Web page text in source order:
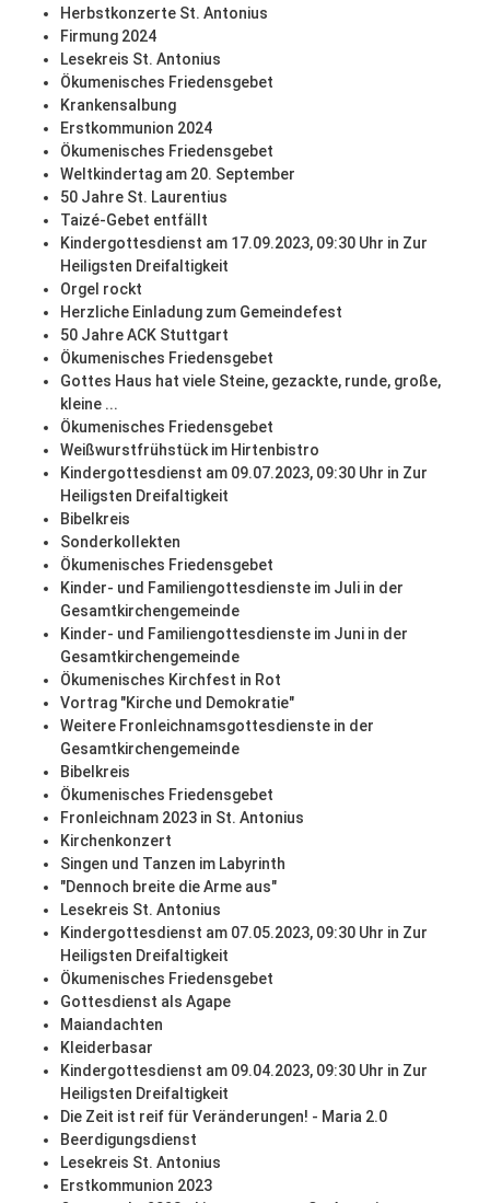
Herbstkonzerte St. Antonius
Firmung 2024
Lesekreis St. Antonius
Ökumenisches Friedensgebet
Krankensalbung
Erstkommunion 2024
Ökumenisches Friedensgebet
Weltkindertag am 20. September
50 Jahre St. Laurentius
Taizé-Gebet entfällt
Kindergottesdienst am 17.09.2023, 09:30 Uhr in Zur
Heiligsten Dreifaltigkeit
Orgel rockt
Herzliche Einladung zum Gemeindefest
50 Jahre ACK Stuttgart
Ökumenisches Friedensgebet
Gottes Haus hat viele Steine, gezackte, runde, große,
kleine ...
Ökumenisches Friedensgebet
Weißwurstfrühstück im Hirtenbistro
Kindergottesdienst am 09.07.2023, 09:30 Uhr in Zur
Heiligsten Dreifaltigkeit
Bibelkreis
Sonderkollekten
Ökumenisches Friedensgebet
Kinder- und Familiengottesdienste im Juli in der
Gesamtkirchengemeinde
Kinder- und Familiengottesdienste im Juni in der
Gesamtkirchengemeinde
Ökumenisches Kirchfest in Rot
Vortrag "Kirche und Demokratie"
Weitere Fronleichnamsgottesdienste in der
Gesamtkirchengemeinde
Bibelkreis
Ökumenisches Friedensgebet
Fronleichnam 2023 in St. Antonius
Kirchenkonzert
Singen und Tanzen im Labyrinth
"Dennoch breite die Arme aus"
Lesekreis St. Antonius
Kindergottesdienst am 07.05.2023, 09:30 Uhr in Zur
Heiligsten Dreifaltigkeit
Ökumenisches Friedensgebet
Gottesdienst als Agape
Maiandachten
Kleiderbasar
Kindergottesdienst am 09.04.2023, 09:30 Uhr in Zur
Heiligsten Dreifaltigkeit
Die Zeit ist reif für Veränderungen! - Maria 2.0
Beerdigungsdienst
Lesekreis St. Antonius
Erstkommunion 2023